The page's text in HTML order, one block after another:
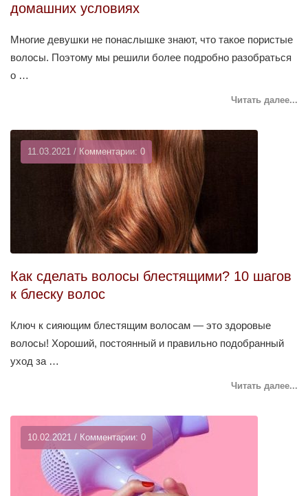
домашних условиях
Многие девушки не понаслышке знают, что такое пористые
волосы. Поэтому мы решили более подробно разобраться
о …
Читать далее...
11.03.2021 / Комментарии: 0
Как сделать волосы блестящими? 10 шагов
к блеску волос
Ключ к сияющим блестящим волосам — это здоровые
волосы! Хороший, постоянный и правильно подобранный
уход за …
Читать далее...
10.02.2021 / Комментарии: 0